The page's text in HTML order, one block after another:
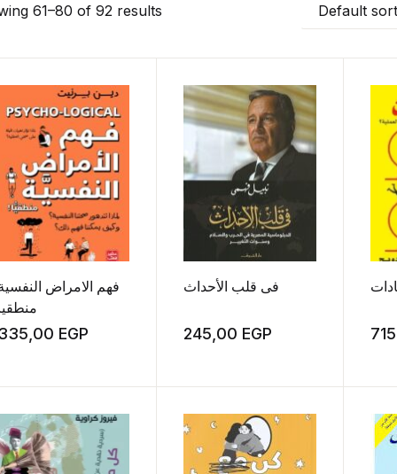
61–80 of 92 results Default
فهم الامراض
EGP
فى قلب الأحداث
245,00 EGP